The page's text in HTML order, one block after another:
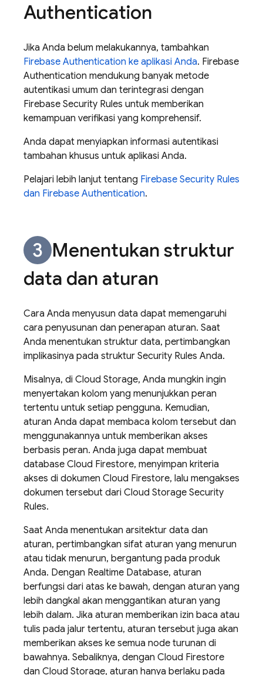
Authentication
Jika Anda belum melakukannya, tambahkan
Firebase Authentication ke aplikasi Anda. Firebase
Authentication mendukung banyak metode
autentikasi umum dan terintegrasi dengan
Firebase Security Rules untuk memberikan
kemampuan verifikasi yang komprehensif.
Anda dapat menyiapkan informasi autentikasi
tambahan khusus untuk aplikasi Anda.
Pelajari lebih lanjut tentang Firebase Security Rules
dan Firebase Authentication.
Menentukan struktur
data dan aturan
Cara Anda menyusun data dapat memengaruhi
cara penyusunan dan penerapan aturan. Saat
Anda menentukan struktur data, pertimbangkan
implikasinya pada struktur Security Rules Anda.
Misalnya, di Cloud Storage, Anda mungkin ingin
menyertakan kolom yang menunjukkan peran
tertentu untuk setiap pengguna. Kemudian,
aturan Anda dapat membaca kolom tersebut dan
menggunakannya untuk memberikan akses
berbasis peran. Anda juga dapat membuat
database Cloud Firestore, menyimpan kriteria
akses di dokumen Cloud Firestore, lalu mengakses
dokumen tersebut dari Cloud Storage Security
Rules.
Saat Anda menentukan arsitektur data dan
aturan, pertimbangkan sifat aturan yang menurun
atau tidak menurun, bergantung pada produk
Anda. Dengan Realtime Database, aturan
berfungsi dari atas ke bawah, dengan aturan yang
lebih dangkal akan menggantikan aturan yang
lebih dalam. Jika aturan memberikan izin baca atau
tulis pada jalur tertentu, aturan tersebut juga akan
memberikan akses ke semua node turunan di
bawahnya. Sebaliknya, dengan Cloud Firestore
dan Cloud Storage, aturan hanya berlaku pada